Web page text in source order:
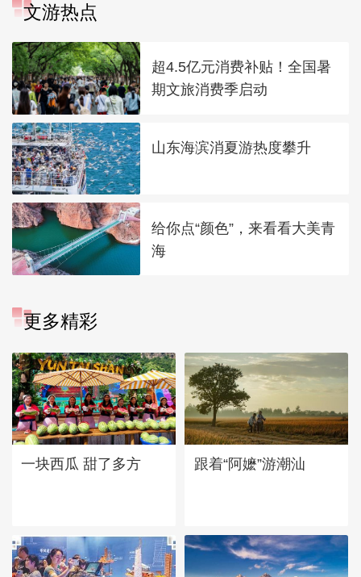
文游热点
超4.5亿元消费补贴！全国暑
期文旅消费季启动
山东海滨消夏游热度攀升
给你点“颜色”，来看看大美青
海
更多精彩
一块西瓜 甜了多方 跟着“阿嬷”游潮汕